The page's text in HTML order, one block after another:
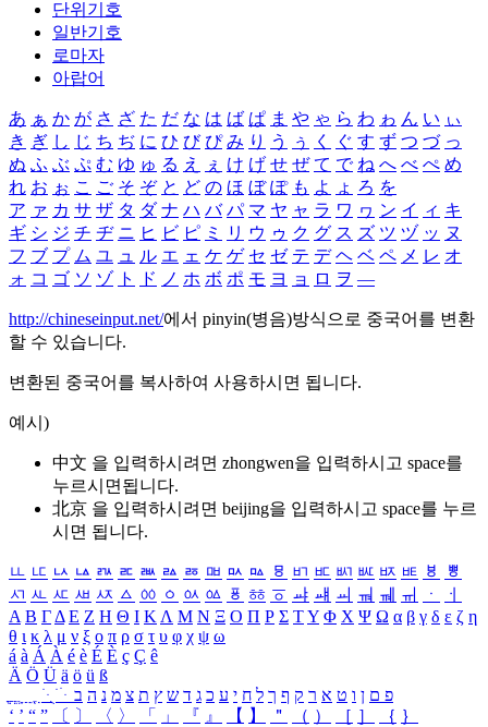
단위기호
일반기호
로마자
아랍어
あ ぁ か が さ ざ た だ な は ば ぱ ま や ゃ ら わ ゎ ん い ぃ
き ぎ し じ ち ぢ に ひ び ぴ み り う ぅ く ぐ す ず つ づ っ
ぬ ふ ぶ ぷ む ゆ ゅ る え ぇ け げ せ ぜ て で ね へ べ ぺ め
れ お ぉ こ ご そ ぞ と ど の ほ ぼ ぽ も よ ょ ろ を
ア ァ カ サ ザ タ ダ ナ ハ バ パ マ ヤ ャ ラ ワ ヮ ン イ ィ キ
ギ シ ジ チ ヂ ニ ヒ ビ ピ ミ リ ウ ゥ ク グ ス ズ ツ ヅ ッ ヌ
フ ブ プ ム ユ ュ ル エ ェ ケ ゲ セ ゼ テ デ ヘ ベ ペ メ レ オ
ォ コ ゴ ソ ゾ ト ド ノ ホ ボ ポ モ ヨ ョ ロ ヲ ―
http://chineseinput.net/에서 pinyin(병음)방식으로 중국어를 변환
할 수 있습니다.
변환된 중국어를 복사하여 사용하시면 됩니다.
예시)
中文 을 입력하시려면 zhongwen을 입력하시고 space를
누르시면됩니다.
北京 을 입력하시려면 beijing을 입력하시고 space를 누르
시면 됩니다.
ㅥ ㅦ ㅧ ㅨ ㅩ ㅪ ㅫ ㅬ ㅭ ㅮ ㅯ ㅰ ㅱ ㅲ ㅳ ㅴ ㅵ ㅶ ㅷ ㅸ
ㅹ
ㅺ ㅻ ㅼ ㅽ ㅾ ㅿ ㆀ ㆁ ㆂ ㆃ ㆄ ㆅ ㆆ ㆇ ㆈ ㆉ ㆊ ㆋ ㆌ ㆍ
ㆎ
Α Β ΓΔ Ε Ζ Η Θ Ι ΚΛ Μ Ν Ξ Ο Π Ρ Σ ΤΥ Φ Χ Ψ Ω α β γ δ ε ζ η
θ ι κ λ μ ν ξ ο π ρ σ τ υ φ χ ψ ω
á à Á À é è É È ç Ç ê
Ä Ö Ü ä ö ü ß
ִֶֹ ֻּ ׁׂ פ ם ן ו ט א ר ק ף ך ל ח י ע כ ג ד ש ץ ת צ מ נ ה ב
‘ ’ “ ” 〔 〕 〈 〉 「 」 『 』 【 】 ＂ （ ） ［ ］ ｛ ｝